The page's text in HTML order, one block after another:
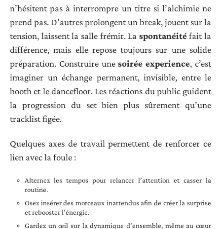
n’hésitent pas à interrompre un titre si l’alchimie ne
prend pas. D’autres prolongent un break, jouent sur la
tension, laissent la salle frémir. La spontanéitéfait la
différence, mais elle repose toujours sur une solide
préparation. Construire unesoirée experience, c’est
imaginer un échange permanent, invisible, entre le
booth et le dancefloor. Les réactions du public guident
la progression du set bien plus sûrement qu’une
tracklist figée.
Quelques axes de travail permettent de renforcer ce
lien avec la foule :
Alternez les tempos pour relancer l’attention et casser la
routine.
Osez insérer des morceaux inattendus afin de créer la surprise
et rebooster l’énergie.
Gardez un œil sur la dynamique d’ensemble, même au cœur